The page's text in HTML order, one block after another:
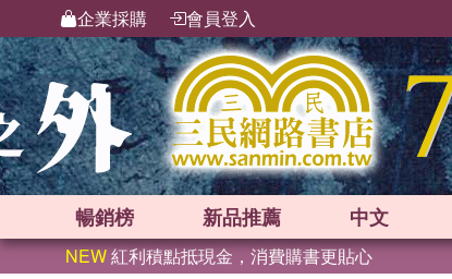
企業採購 會員登入
暢銷榜 新品推薦 中文
NEW紅利積點抵現金，消費購書更貼心